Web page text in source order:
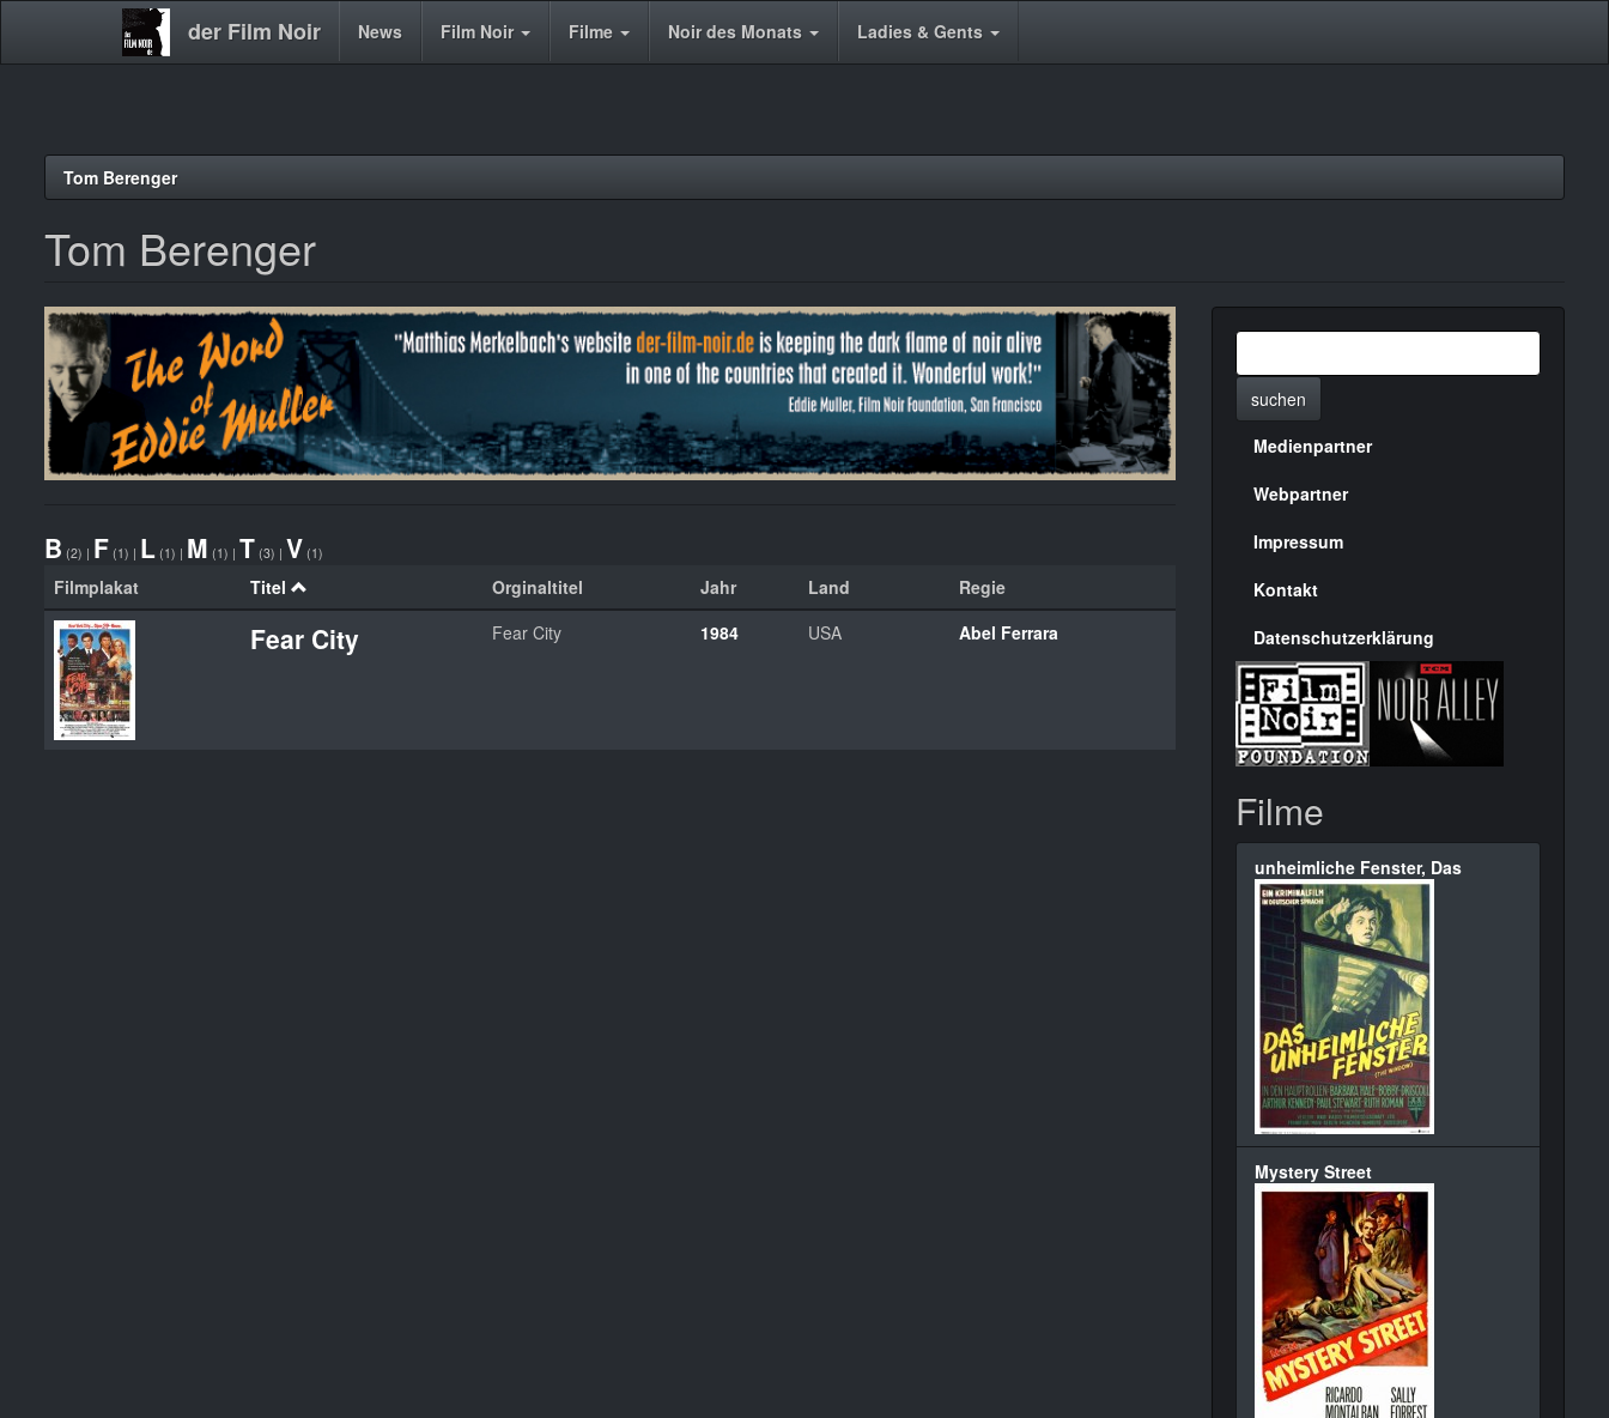
der Film Noir
Main News Film Noir Filme Noir des Monats Ladies & Gents
Tom Berenger
Tom Berenger
B (2) | F (1) | L (1) | M (1) | T (3) | V (1)
Filmplakat Titel Orginaltitel Jahr Land Regie
Fear City Fear City 1984 USA Abel Ferrara
suchen
Menülinks
rechte
Seite
Medienpartner
Webpartner
Impressum
Kontakt
Datenschutzerklärung
Filme
unheimliche Fenster, Das
Mystery Street